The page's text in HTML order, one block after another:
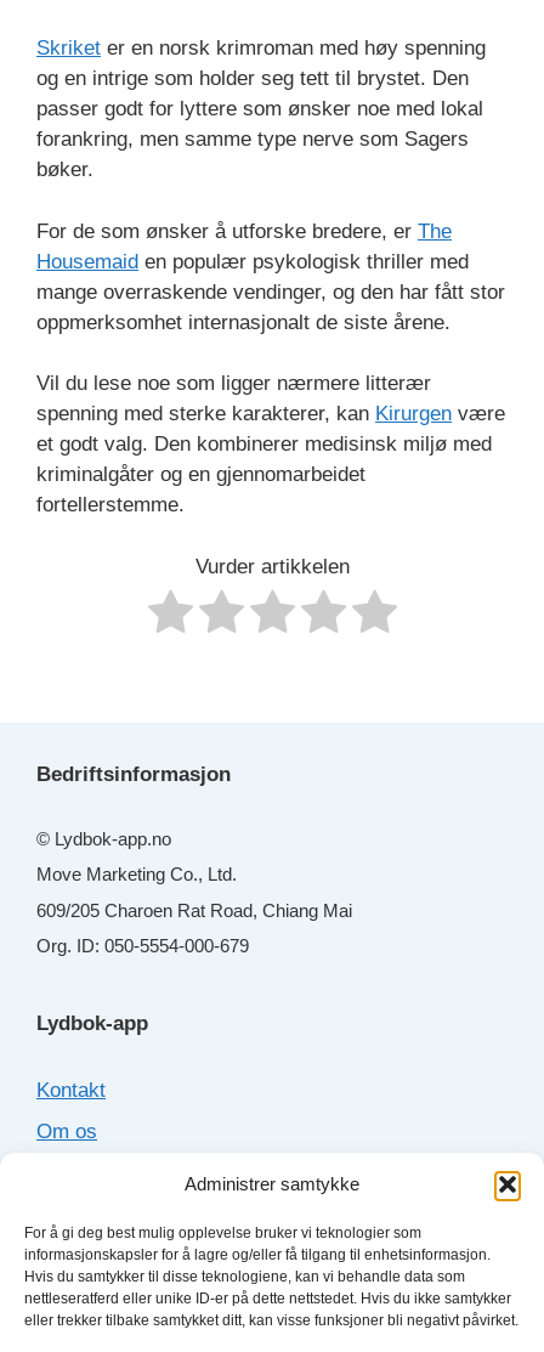
Administrer samtykke
For å gi deg best mulig opplevelse bruker vi teknologier som
informasjonskapsler for å lagre og/eller få tilgang til enhetsinformasjon.
Hvis du samtykker til disse teknologiene, kan vi behandle data som
nettleseratferd eller unike ID-er på dette nettstedet. Hvis du ikke samtykker
eller trekker tilbake samtykket ditt, kan visse funksjoner bli negativt påvirket.
Skriket er en norsk krimroman med høy spenning
og en intrige som holder seg tett til brystet. Den
passer godt for lyttere som ønsker noe med lokal
forankring, men samme type nerve som Sagers
bøker.
For de som ønsker å utforske bredere, er The
Housemaid en populær psykologisk thriller med
mange overraskende vendinger, og den har fått stor
oppmerksomhet internasjonalt de siste årene.
Vil du lese noe som ligger nærmere litterær
spenning med sterke karakterer, kan Kirurgen være
et godt valg. Den kombinerer medisinsk miljø med
kriminalgåter og en gjennomarbeidet
fortellerstemme.
Vurder artikkelen
Bedriftsinformasjon
© Lydbok-app.no
Move Marketing Co., Ltd.
609/205 Charoen Rat Road, Chiang Mai
Org. ID: 050-5554-000-679
Lydbok-app
Kontakt
Om os
Lydboktjenester